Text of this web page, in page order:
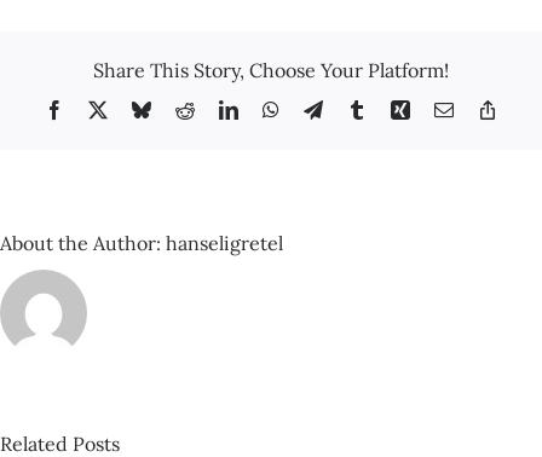
Renaixença
a
la
Share This Story, Choose Your Platform!
Facebook BlueskyRedditLinkedInWhatsApp
TelegramTumblrXing Email
About the Author: hanseligretel
Related Posts